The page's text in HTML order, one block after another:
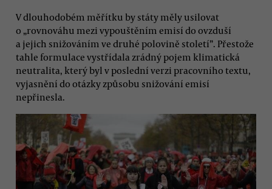
V dlouhodobém měřítku by státy měly usilovat
o „rovnováhu mezi vypouštěním emisí do ovzduší
a jejich snižováním ve druhé polovině století”. Přestože
tahle formulace vystřídala zrádný pojem klimatická
neutralita, který byl v poslední verzi pracovního textu,
vyjasnění do otázky způsobu snižování emisí
nepřinesla.